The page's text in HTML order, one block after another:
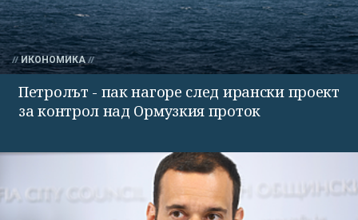
ИКОНОМИКА
Петролът - пак нагоре след ирански проект
за контрол над Ормузкия проток